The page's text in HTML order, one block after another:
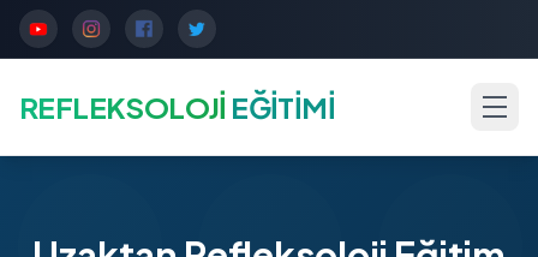
REFLEKSOLOJİ EĞİTİMİ